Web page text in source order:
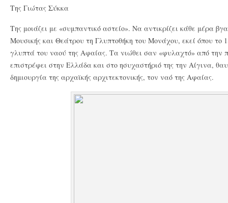
Της Γιώτας Σύκκα
Της μοιάζει με «συμπαντικό αστείο». Να αντικρίζει κάθε μέρα
Μουσικής και Θεάτρου τη Γλυπτοθήκη του Μονάχου, εκεί όπου το
γλυπτά του ναού της Αφαίας. Τα νιώθει σαν «φυλαχτό» από την
επιστρέφει στην Ελλάδα και στο ησυχαστήριό της την Αίγινα,
δημιουργία της αρχαϊκής αρχιτεκτονικής, τον ναό της Αφαίας.